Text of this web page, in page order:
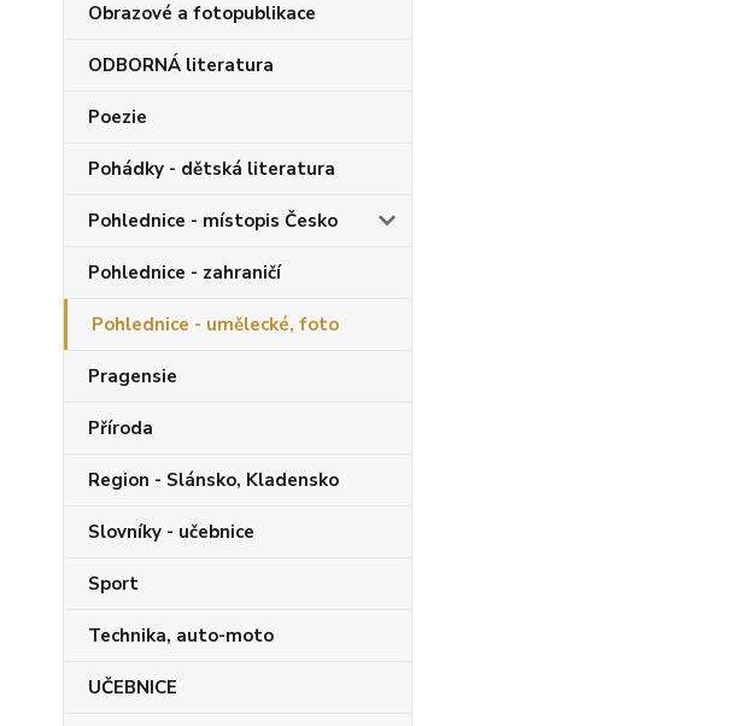
Obrazové a fotopublikace
ODBORNÁ literatura
Poezie
Pohádky - dětská literatura
Pohlednice - místopis Česko
Pohlednice - zahraničí
Pohlednice - umělecké, foto
Pragensie
Příroda
Region - Slánsko, Kladensko
Slovníky - učebnice
Sport
Technika, auto-moto
UČEBNICE